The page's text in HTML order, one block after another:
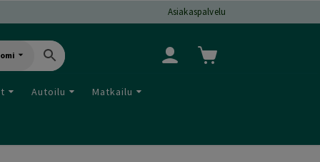
Asiakaspalvelu
Autoilu Matkailu